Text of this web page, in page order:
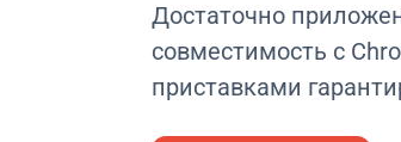
Достаточно
совместимость с
приставками